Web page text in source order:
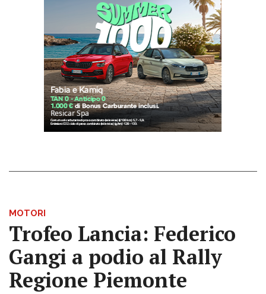
MOTORI
Trofeo Lancia: Federico
Gangi a podio al Rally
Regione Piemonte